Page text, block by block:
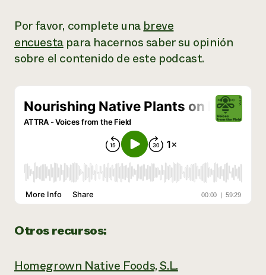
Por favor, complete unabreve
encuestapara hacernos saber su opinión
sobre el contenido de este podcast.
Otros recursos:
Homegrown Native Foods, S.L.